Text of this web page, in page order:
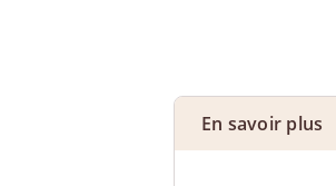
En savoir plus